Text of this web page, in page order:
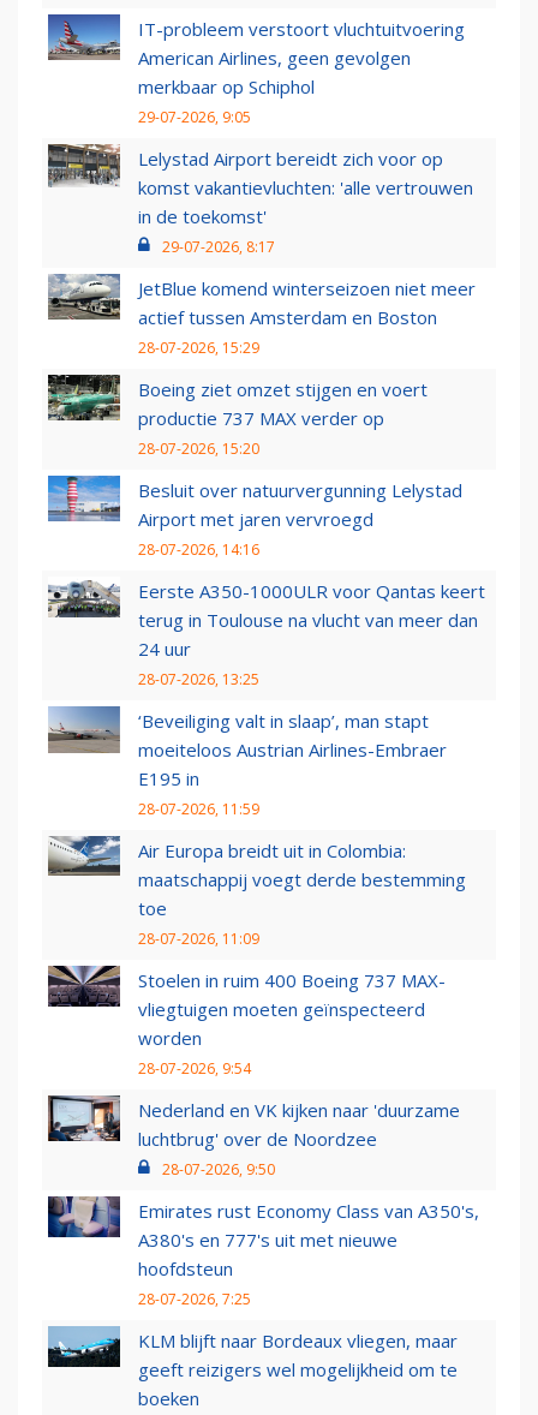
IT-probleem verstoort vluchtuitvoering
American Airlines, geen gevolgen
merkbaar op Schiphol
29-07-2026, 9:05
Lelystad Airport bereidt zich voor op
komst vakantievluchten: 'alle vertrouwen
in de toekomst'
29-07-2026, 8:17
JetBlue komend winterseizoen niet meer
actief tussen Amsterdam en Boston
28-07-2026, 15:29
Boeing ziet omzet stijgen en voert
productie 737 MAX verder op
28-07-2026, 15:20
Besluit over natuurvergunning Lelystad
Airport met jaren vervroegd
28-07-2026, 14:16
Eerste A350-1000ULR voor Qantas keert
terug in Toulouse na vlucht van meer dan
24 uur
28-07-2026, 13:25
‘Beveiliging valt in slaap’, man stapt
moeiteloos Austrian Airlines-Embraer
E195 in
28-07-2026, 11:59
Air Europa breidt uit in Colombia:
maatschappij voegt derde bestemming
toe
28-07-2026, 11:09
Stoelen in ruim 400 Boeing 737 MAX-
vliegtuigen moeten geïnspecteerd
worden
28-07-2026, 9:54
Nederland en VK kijken naar 'duurzame
luchtbrug' over de Noordzee
28-07-2026, 9:50
Emirates rust Economy Class van A350's,
A380's en 777's uit met nieuwe
hoofdsteun
28-07-2026, 7:25
KLM blijft naar Bordeaux vliegen, maar
geeft reizigers wel mogelijkheid om te
boeken